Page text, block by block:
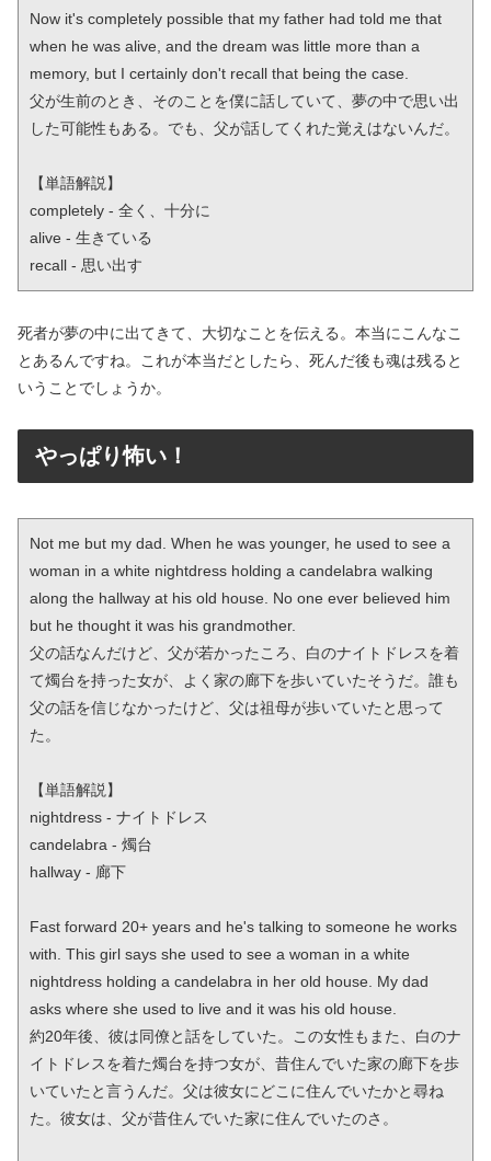
Now it's completely possible that my father had told me that
when he was alive, and the dream was little more than a
memory, but I certainly don't recall that being the case.
父が生前のとき、そのことを僕に話していて、夢の中で思い出
した可能性もある。でも、父が話してくれた覚えはないんだ。
【単語解説】
completely - 全く、十分に
alive - 生きている
recall - 思い出す
死者が夢の中に出てきて、大切なことを伝える。本当にこんなこ
とあるんですね。これが本当だとしたら、死んだ後も魂は残ると
いうことでしょうか。
やっぱり怖い！
Not me but my dad. When he was younger, he used to see a
woman in a white nightdress holding a candelabra walking
along the hallway at his old house. No one ever believed him
but he thought it was his grandmother.
父の話なんだけど、父が若かったころ、白のナイトドレスを着
て燭台を持った女が、よく家の廊下を歩いていたそうだ。誰も
父の話を信じなかったけど、父は祖母が歩いていたと思って
た。
【単語解説】
nightdress - ナイトドレス
candelabra - 燭台
hallway - 廊下
Fast forward 20+ years and he's talking to someone he works
with. This girl says she used to see a woman in a white
nightdress holding a candelabra in her old house. My dad
asks where she used to live and it was his old house.
約20年後、彼は同僚と話をしていた。この女性もまた、白のナ
イトドレスを着た燭台を持つ女が、昔住んでいた家の廊下を歩
いていたと言うんだ。父は彼女にどこに住んでいたかと尋ね
た。彼女は、父が昔住んでいた家に住んでいたのさ。